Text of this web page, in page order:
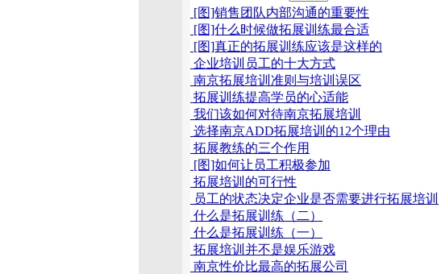
[图]销售团队内部沟通的重要性
[图]什么时候做拓展训练最合适
[图]真正的拓展训练应该是这样的
企业培训员工的十大方式
南京拓展培训准则与培训误区
拓展训练提高学员的心适能
我们该如何对待南京拓展培训
选择南京ADD拓展培训的12个理由
拓展教练的三个作用
[图]如何让员工积极参加
拓展培训的可行性
员工的状态决定企业是否需要进行拓展培训
什么是拓展训练（二）
什么是拓展训练（一）
拓展培训并不是娱乐游戏
南京性价比最高的拓展公司